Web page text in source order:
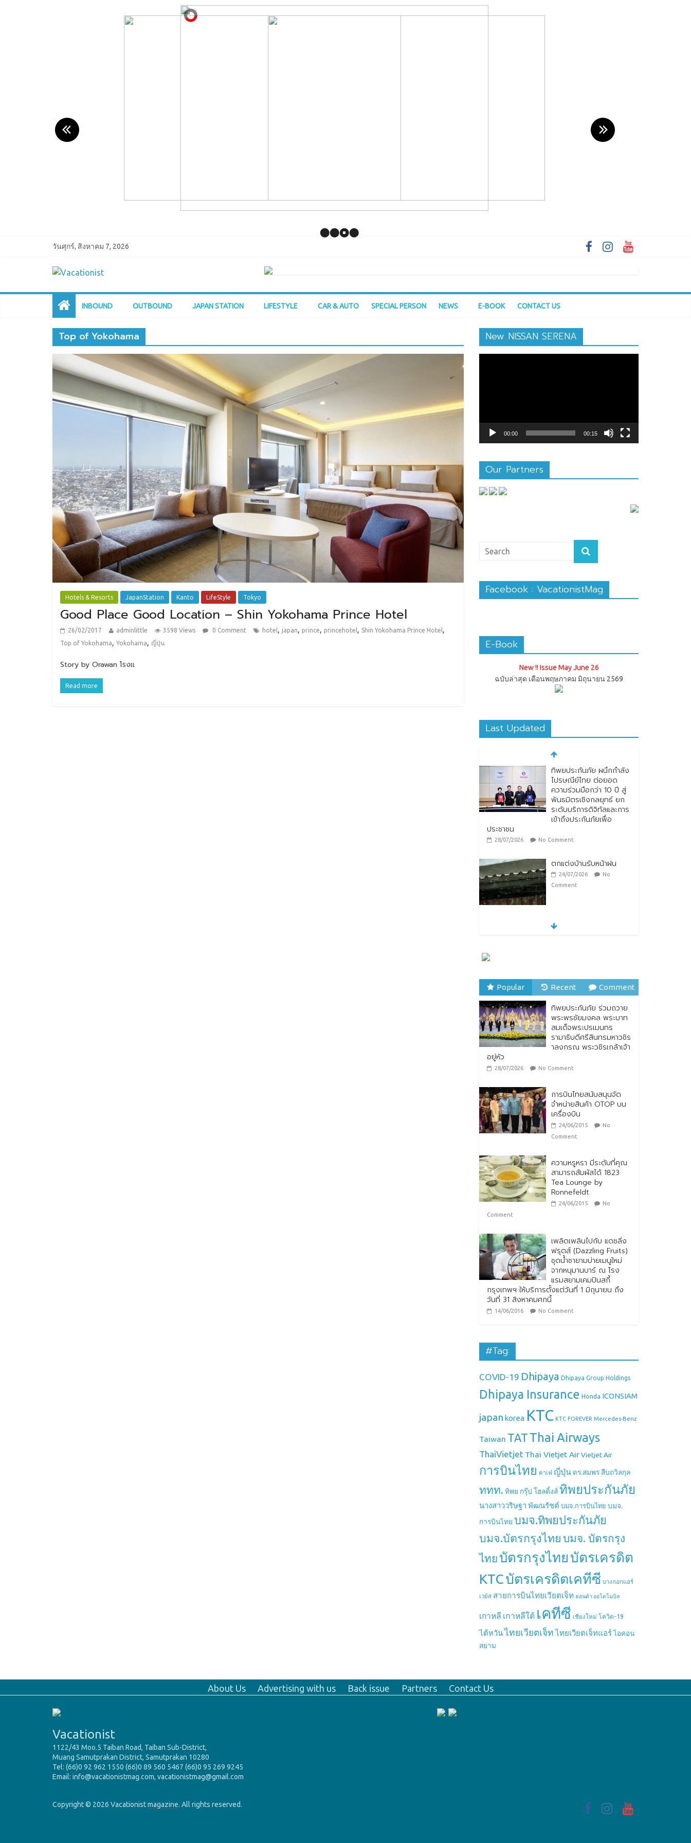
วันศุกร์, สิงหาคม 7, 2026
INBOUND OUTBOUND JAPAN STATION LIFESTYLE CAR & AUTO SPECIAL PERSON NEWS E-BOOK CONTACT US
Top of Yokohama
Hotels & Resorts JapanStation Kanto LifeStyle Tokyo
Good Place Good Location – Shin Yokohama Prince Hotel
26/02/2017 adminlittle 3598 Views 0 Comment hotel , japan, prince, princehotel , Shin Yokohama Prince Hotel ,
Top of Yokohama, Yokohama, ญี่ปุ่น
Story by Orawan โรงแ
Read more
New NISSAN SERENA
00:00 00:15
Our Partners
Facebook : VacationistMag
E-Book
New !! Issue May June 26
ฉบับล่าสุด เดือนพฤษภาคม มิถุนายน 2569
Last Updated
ทิพยประกันภัย ผนึกกำลัง
ไปรษณีย์ไทย ต่อยอด
ความร่วมมือกว่า 10 ปี สู่
พันธมิตรเชิงกลยุทธ์ ยก
ระดับบริการดิจิทัลและการ
เข้าถึงประกันภัยเพื่อ
ประชาชน
28/07/2026 No Comment
ตกแต่งบ้านรับหน้าฝน
24/07/2026
No
Comment
“รมว.ซาบีดา” แถลงข่าว
สัญลักษณ์ “Thailand Best Local Food”
ทิพยประกันภัย ร่วมถวาย
พระพรชัยมงคล พระบาท
สมเด็จพระปรเมนทร
รามาธิบดีศรีสินทรมหาวชิร
อยู่หัว
Popular Recent Comment
ทิพยประกันภัย ร่วมถวาย
พระพรชัยมงคล พระบาท
สมเด็จพระปรเมนทร
รามาธิบดีศรีสินทรมหาวชิร
าลงกรณ พระวชิรเกล้าเจ้า
อยู่หัว
28/07/2026 No Comment
การบินไทยสนับสนุนจัด
จำหน่ายสินค้า OTOP บน
เครื่องบิน
24/06/2015
No
Comment
ความหรูหรา มีระดับที่คุณ
สามารถสัมผัสได้ 1823
Tea Lounge by
Ronnefeldt
24/06/2015
No
Comment
เพลิดเพลินไปกับ แดซลิ่ง
ฟรุตส์ (Dazzling Fruits)
ชุดน้ำชายามบ่ายเมนูใหม่
จากหนุมานบาร์ ณ โรง
แรมสยามเคมปินสกี้
กรุงเทพฯ ให้บริการตั้งแต่วันที่ 1 มิถุนายน ถึง
วันที่ 31 สิงหาคมศกนี้
14/06/2016 No Comment
#Tag:
COVID-19 Dhipaya Dhipaya Group Holdings
Dhipaya Insurance Honda ICONSIAM
japan korea KTC KTC FOREVER Mercedes-Benz
Taiwan TAT Thai Airways
ThaiVietjet Thai Vietjet AirVietjet Air
การบินไทย คาเฟ่ ญี่ปุ่น ดร.สมพร สืบถวิลกุล
ททท. ทิพย กรุ๊ป โฮลดิ้งส์ทิพยประกันภัย
นางสาววริษฐา พัฒนรัชต์ บมจ.การบินไทย บมจ.
การบินไทย บมจ.ทิพยประกันภัย
บมจ.บัตรกรุงไทย บมจ. บัตรกรุง
ไทย บัตรกรุงไทย บัตรเครดิต
KTCบัตรเครดิตเคทีซี บางกอกแอร์
เวย์ส สายการบินไทยเวียตเจ็ท ฮอนด้า ออโตโมบิล
เกาหลี เกาหลีใต้ เคทีซี เชียงใหม่ โควิด-19
ไต้หวันไทยเวียตเจ็ท ไทยเวียตเจ็ทแอร์ไอคอน
สยาม
About Us Advertising with us Back issue Partners Contact Us
Vacationist
1122/43 Moo.5 Taiban Road, Taiban Sub-District,
Muang Samutprakan District, Samutprakan 10280
Tel: (66)0 92 962 1550 (66)0 89 560 5467 (66)0 95 269 9245
Email: info@vacationistmag.com, vacationistmag@gmail.com
Copyright © 2026 Vacationistmagazine. All rights reserved.